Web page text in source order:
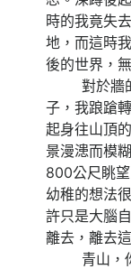
時的我竟失
地，而這時
後的世界，
對於牆的
子，我踉蹌
起身往山頂
景漫漶而模
800公尺眺
幼稚的想法
許只是大腦
離去，離去
青山，你